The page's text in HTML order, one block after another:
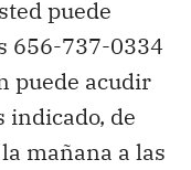
puede
656-737-0334
puede acudir
indicado, de
mañana a las